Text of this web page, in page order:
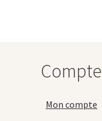
Compte
Mon compte